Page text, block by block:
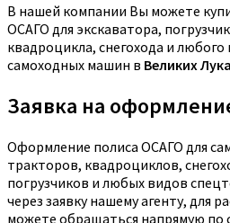
В нашей компании Вы можете
ОСАГО для экскаватора,
квадроцикла, снегохода и
самоходных машин в Великих
Заявка на
Оформление полиса ОСАГО для
тракторов, квадроциклов,
погрузчиков и любых видов
через заявку нашему агенту, для
можете обращаться напрямую